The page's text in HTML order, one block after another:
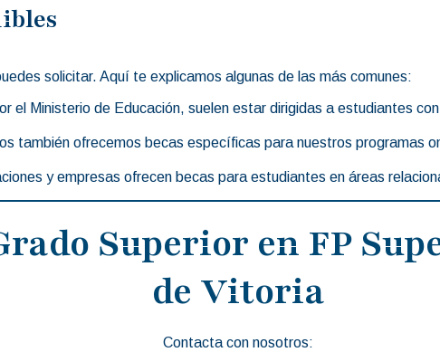
solicitar. Aquí te explicamos algunas de las más comunes:
el Ministerio de Educación, suelen estar dirigidas a estudiantes
también ofrecemos becas específicas para nuestros programas
y empresas ofrecen becas para estudiantes en áreas
Superior en FP
de Vitoria
Contacta con nosotros: